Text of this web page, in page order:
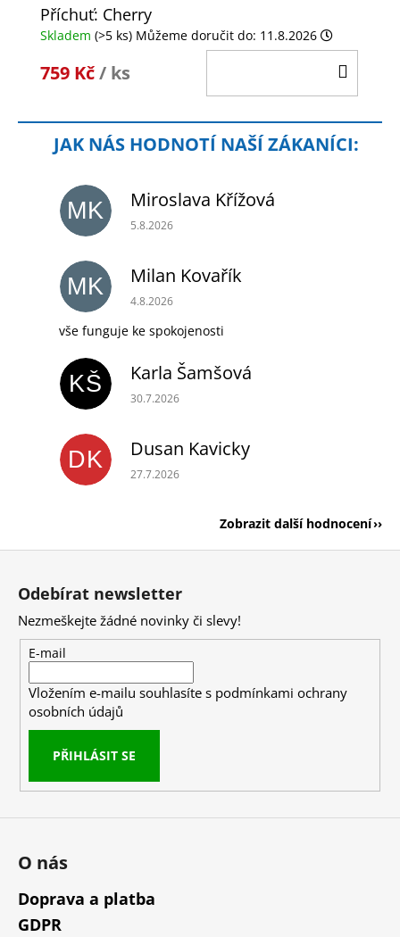
Příchuť: Cherry
Skladem (>5 ks) Můžeme doručit do: 11.8.2026
759 Kč/ ks
MK Miroslava Křížová
Hodnocení obchodu je 5 z 5 hvězdiček.
5.8.2026
MK Milan Kovařík
Hodnocení obchodu je 5 z 5 hvězdiček.
4.8.2026
vše funguje ke spokojenosti
KŠ Karla Šamšová
Hodnocení obchodu je 5 z 5 hvězdiček.
30.7.2026
DK Dusan Kavicky
Hodnocení obchodu je 5 z 5 hvězdiček.
27.7.2026
Zobrazit další hodnocení
Z
Odebírat newsletter
Nezmeškejte žádné novinky či slevy!
E-mail
Vložením e-mailu souhlasíte s podmínkami ochrany
osobních údajů
PŘIHLÁSIT SE
O nás
Doprava a platba
GDPR